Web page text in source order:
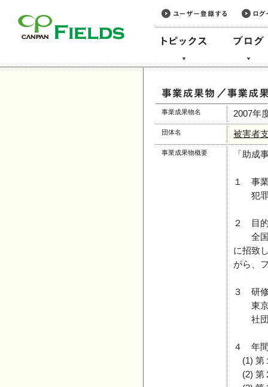
事業成果物名 2007年
団体名 被害者
事業成果物概要 「助成
１ 事
犯罪
２ 目
全国
に招致
がら、
３ 研
東京
社団
４ 年
(1) 第
(2) 第